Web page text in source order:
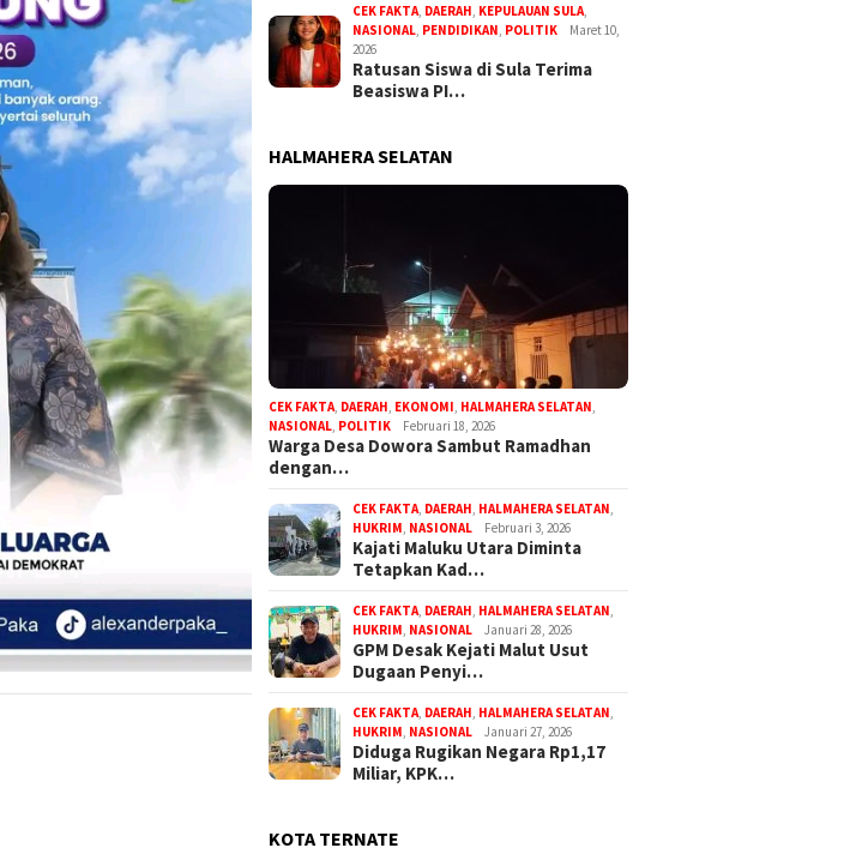
CEK FAKTA DAERAH KEPULAUAN SULA
NASIONAL PENDIDIKAN POLITIK
Maret 10,
2026
Ratusan Siswa di Sula Terima
Beasiswa PI…
HALMAHERA SELATAN
CEK FAKTA DAERAH EKONOMI HALMAHERA SELATAN
NASIONAL POLITIK Februari 18, 2026
Warga Desa Dowora Sambut Ramadhan
dengan…
CEK FAKTA DAERAH HALMAHERA SELATAN
HUKRIM NASIONAL Februari 3, 2026
Kajati Maluku Utara Diminta
Tetapkan Kad…
CEK FAKTA DAERAH HALMAHERA SELATAN
HUKRIM NASIONAL Januari 28, 2026
GPM Desak Kejati Malut Usut
Dugaan Penyi…
CEK FAKTA DAERAH HALMAHERA SELATAN
HUKRIM NASIONAL Januari 27, 2026
Diduga Rugikan Negara Rp1,17
Miliar, KPK…
KOTA TERNATE